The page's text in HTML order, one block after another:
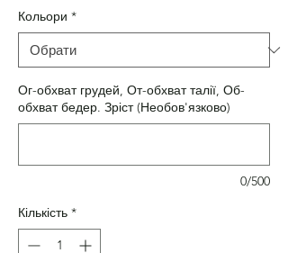
Кольори *
Ог-обхват грудей, От-обхват талії, Об-
обхват бедер. Зріст (Необов'язково)
0/500
Кількість *